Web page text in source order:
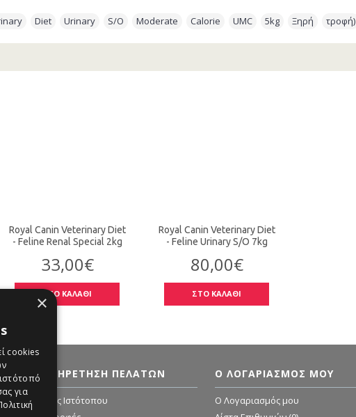
Diet Urinary S/O Moderate Calorie UMC 5kg Ξηρή τροφή)
Royal Canin Veterinary Diet
- Feline Renal Special 2kg
33,00€
ΣΤΟ ΚΑΛΑΘΙ
Royal Canin Veterinary Diet
- Feline Urinary S/O 7kg
80,00€
ΣΤΟ ΚΑΛΑΘΙ
ΕΞΥΠΗΡΈΤΗΣΗ ΠΕΛΑΤΏΝ
Χάρτης Ιστότοπου
Ο ΛΟΓΑΡΙΑΣΜΌΣ ΜΟΥ
O Λογαριασμός μου
×
cookies
για